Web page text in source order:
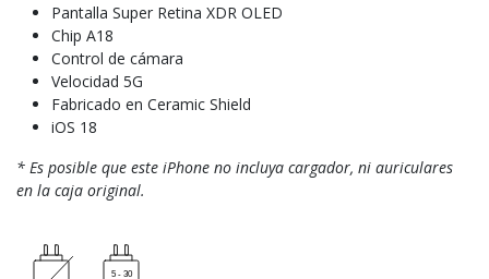
Pantalla Super Retina XDR OLED
Chip A18
Control de cámara
Velocidad 5G
Fabricado en Ceramic Shield
iOS 18
* Es posible que este iPhone no incluya cargador, ni auriculares
en la caja original.